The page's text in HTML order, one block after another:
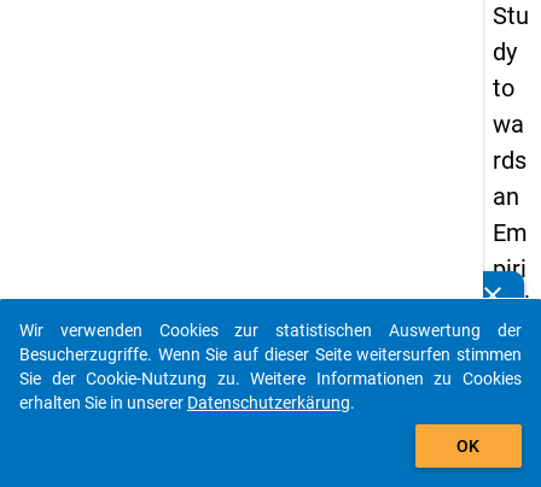
Stu
dy
to
wa
rds
an
Em
piri
call
y
Ba
clear
Kennen Sie Publikationen, die auf Basis unserer
Datenpakete entstanden sind? Dann teilen Sie uns diese
bitte mit...
auto_stories
Wir verwenden Cookies zur statistischen Auswertung der
Besucherzugriffe. Wenn Sie auf dieser Seite weitersurfen stimmen
Sie der Cookie-Nutzung zu. Weitere Informationen zu Cookies
erhalten Sie in unserer Datenschutzerkärung.
OK